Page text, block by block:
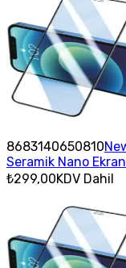
8683140650810
Seramik Nano
₺299,00KDV Dahil